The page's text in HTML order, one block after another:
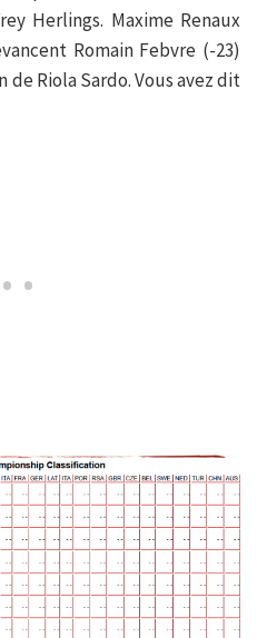
Herlings. Maxime Renaux
Romain Febvre (-23)
Riola Sardo. Vous avez dit